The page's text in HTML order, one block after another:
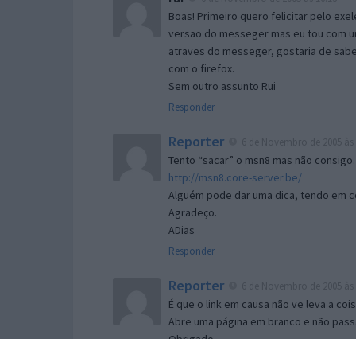
Boas! Primeiro quero felicitar pelo
versao do messeger mas eu tou com
atraves do messeger, gostaria de
com o firefox.
Sem outro assunto Rui
Responder
Reporter
Tento “sacar” o msn8 mas não
http://msn8.core-server.be/
Alguém pode dar uma dica, tendo em
Agradeço.
ADias
Responder
Reporter
É que o link em causa não ve leva a
Abre uma página em branco e não